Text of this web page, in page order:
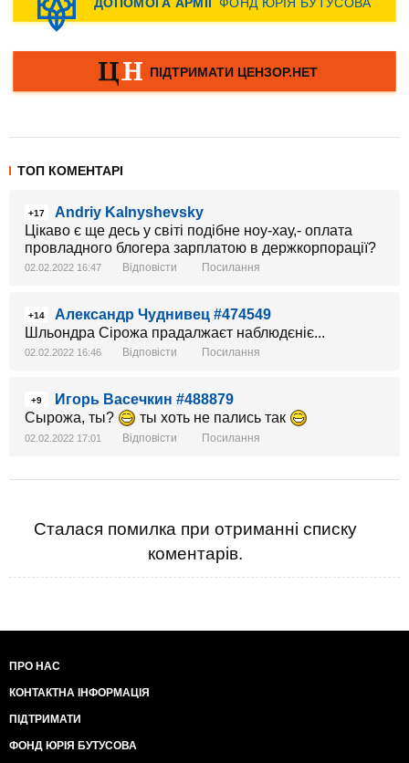
ТОП КОМЕНТАРІ
+17
Andriy Kalnyshevsky
Цікаво є ще десь у світі подібне ноу-хау,- оплата
провладного блогера зарплатою в держкорпорації?
02.02.2022 16:47 Відповісти Посилання
+14
Александр Чуднивец #474549
Шльондра Сірожа прадалжаєт наблюдєніє...
02.02.2022 16:46 Відповісти Посилання
+9
Игорь Васечкин #488879
Сырожа, ты?
ты хоть не пались так
02.02.2022 17:01 Відповісти Посилання
Сталася помилка при отриманні списку
коментарів.
ПРО НАС
КОНТАКТНА ІНФОРМАЦІЯ
ПІДТРИМАТИ
ФОНД ЮРІЯ БУТУСОВА